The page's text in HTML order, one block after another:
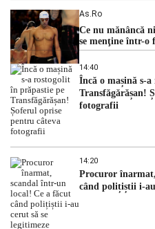
As.ro
Ce nu mănâncă
se menţine într-o
14:40
Încă o mașină s-
Transfăgărășan!
fotografii
14:20
Procuror
când polițiștii i-au